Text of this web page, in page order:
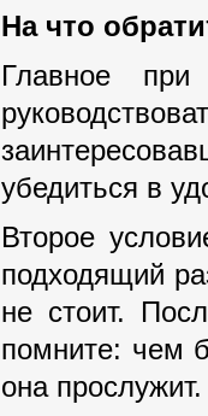
На что
Главное
убедиться в
Второе
подходящий
не стоит.
помните: чем
она прослужит.